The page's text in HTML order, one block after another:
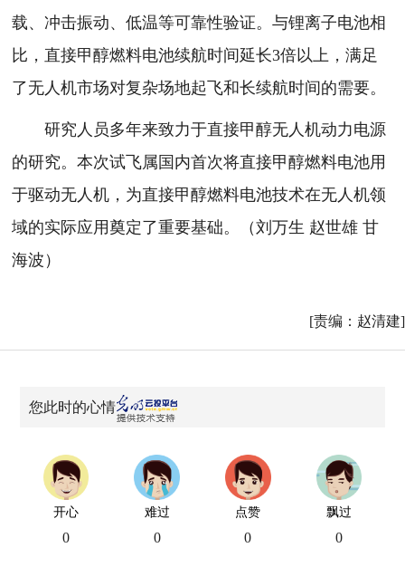
载、冲击振动、低温等可靠性验证。与锂离子电池相
比，直接甲醇燃料电池续航时间延长3倍以上，满足
了无人机市场对复杂场地起飞和长续航时间的需要。
研究人员多年来致力于直接甲醇无人机动力电源
的研究。本次试飞属国内首次将直接甲醇燃料电池用
于驱动无人机，为直接甲醇燃料电池技术在无人机领
域的实际应用奠定了重要基础。（刘万生 赵世雄 甘
海波）
[责编：赵清建]
您此时的心情
开心
0
难过
0
点赞
0
飘过
0